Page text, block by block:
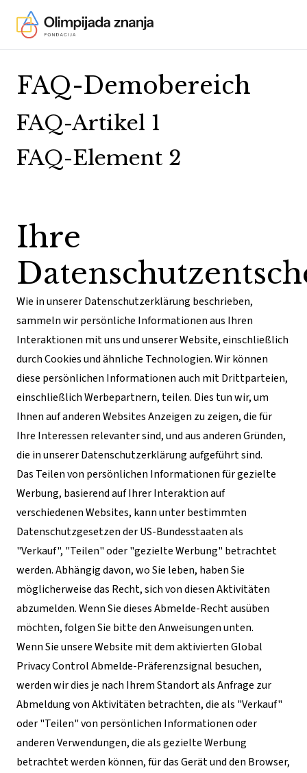
FAQ-Demobereich
FAQ-Artikel 1
FAQ-Element 2
Ihre
Wie in unserer Datenschutzerklärung beschrieben,
sammeln wir persönliche Informationen aus Ihren
Interaktionen mit uns und unserer Website, einschließlich
durch Cookies und ähnliche Technologien. Wir können
diese persönlichen Informationen auch mit Drittparteien,
einschließlich Werbepartnern, teilen. Dies tun wir, um
Ihnen auf anderen Websites Anzeigen zu zeigen, die für
Ihre Interessen relevanter sind, und aus anderen Gründen,
die in unserer Datenschutzerklärung aufgeführt sind.
Das Teilen von persönlichen Informationen für gezielte
Werbung, basierend auf Ihrer Interaktion auf
verschiedenen Websites, kann unter bestimmten
Datenschutzgesetzen der US-Bundesstaaten als
"Verkauf", "Teilen" oder "gezielte Werbung" betrachtet
werden. Abhängig davon, wo Sie leben, haben Sie
möglicherweise das Recht, sich von diesen Aktivitäten
abzumelden. Wenn Sie dieses Abmelde-Recht ausüben
möchten, folgen Sie bitte den Anweisungen unten.
Wenn Sie unsere Website mit dem aktivierten Global
Privacy Control Abmelde-Präferenzsignal besuchen,
werden wir dies je nach Ihrem Standort als Anfrage zur
Abmeldung von Aktivitäten betrachten, die als "Verkauf"
oder "Teilen" von persönlichen Informationen oder
anderen Verwendungen, die als gezielte Werbung
betrachtet werden können, für das Gerät und den Browser,